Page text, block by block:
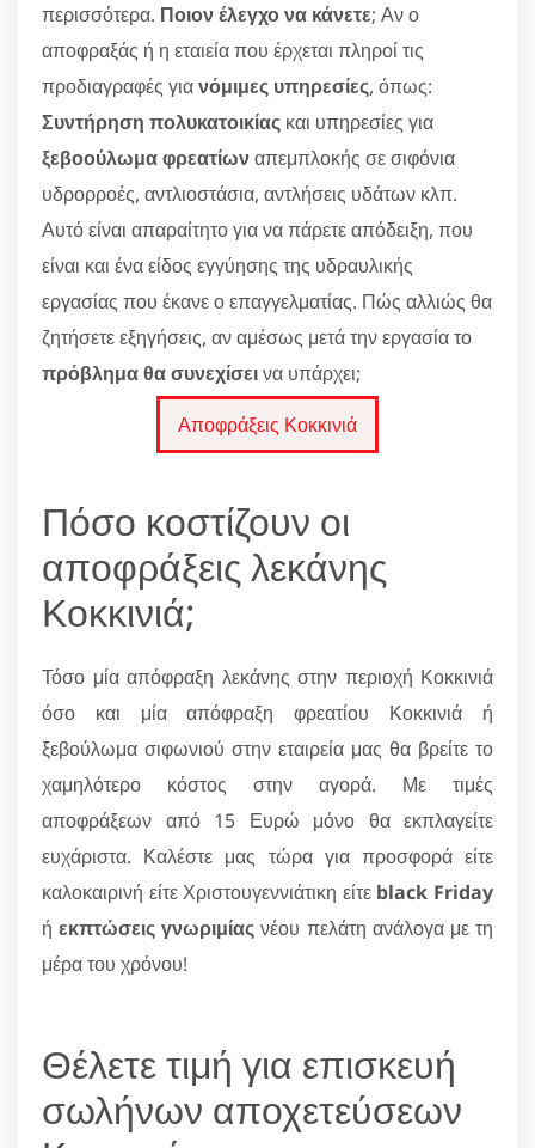
περισσότερα. Ποιον έλεγχο να κάνετε; Αν ο
αποφραξάς ή η εταιεία που έρχεται πληροί τις
προδιαγραφές γιανόμιμες υπηρεσίες, όπως:
Συντήρηση πολυκατοικίας και υπηρεσίες για
ξεβοούλωμα φρεατίωναπεμπλοκής σε σιφόνια
υδρορροές, αντλιοστάσια, αντλήσεις υδάτων κλπ.
Αυτό είναι απαραίτητο για να πάρετε απόδειξη, που
είναι και ένα είδος εγγύησης της υδραυλικής
εργασίας που έκανε ο επαγγελματίας. Πώς αλλιώς θα
ζητήσετε εξηγήσεις, αν αμέσως μετά την εργασία το
πρόβλημα θα συνεχίσεινα υπάρχει;
Αποφράξεις Κοκκινιά
Πόσο κοστίζουν οι
αποφράξεις λεκάνης
Κοκκινιά;
Τόσο μία απόφραξη λεκάνης στην περιοχή Κοκκινιά
όσο και μία απόφραξη φρεατίου Κοκκινιά ή
ξεβούλωμα σιφωνιού στην εταιρεία μας θα βρείτε το
χαμηλότερο κόστος στην αγορά. Με τιμές
αποφράξεων από 15 Ευρώ μόνο θα εκπλαγείτε
ευχάριστα. Καλέστε μας τώρα για προσφορά είτε
καλοκαιρινή είτε Χριστουγεννιάτικη είτε black Friday
ήεκπτώσεις γνωριμίας νέου πελάτη ανάλογα με τη
μέρα του χρόνου!
Θέλετε τιμή για επισκευή
σωλήνων αποχετεύσεων